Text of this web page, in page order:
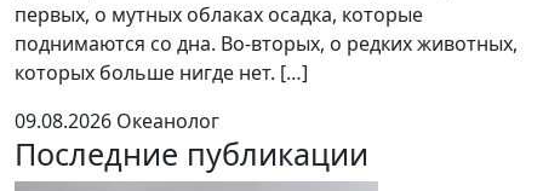
первых, о мутных облаках осадка, которые
поднимаются со дна. Во-вторых, о редких животных,
которых больше нигде нет. […]
09.08.2026 Океанолог
Последние публикации